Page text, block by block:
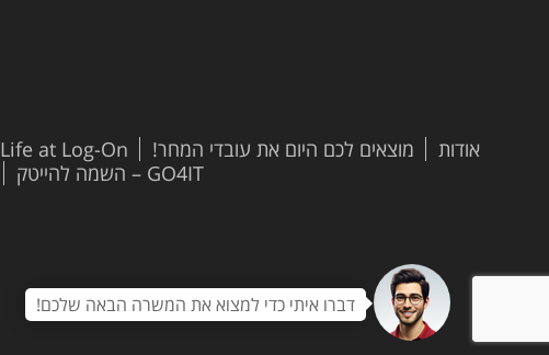
אודות מוצאים לכם היום את עובדי המחר! Life at Log-On
GO4IT – השמה להייטק
דברו איתי כדי למצוא את המשרה הבאה שלכם!